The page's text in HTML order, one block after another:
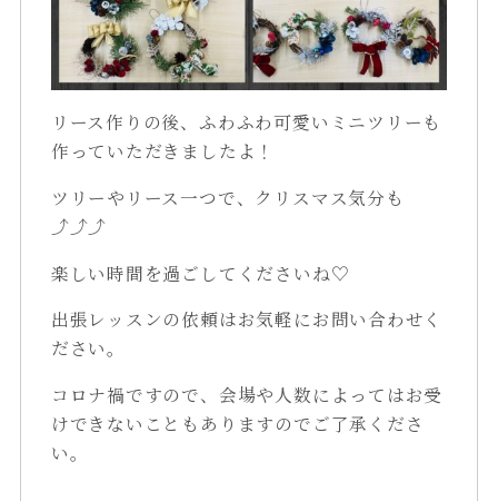
リース作りの後、ふわふわ可愛いミニツリーも
作っていただきましたよ！
ツリーやリース一つで、クリスマス気分も
⤴⤴⤴
楽しい時間を過ごしてくださいね♡
出張レッスンの依頼はお気軽にお問い合わせく
ださい。
コロナ禍ですので、会場や人数によってはお受
けできないこともありますのでご了承くださ
い。